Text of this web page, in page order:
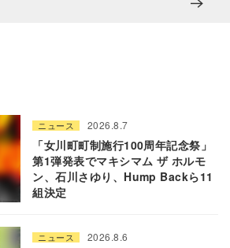
ニュース 2026.8.7
「女川町町制施行100周年記念祭」
第1弾発表でマキシマム ザ ホルモ
ン、石川さゆり、Hump Backら11
組決定
ニュース 2026.8.6